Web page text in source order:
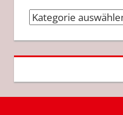
Kategorien